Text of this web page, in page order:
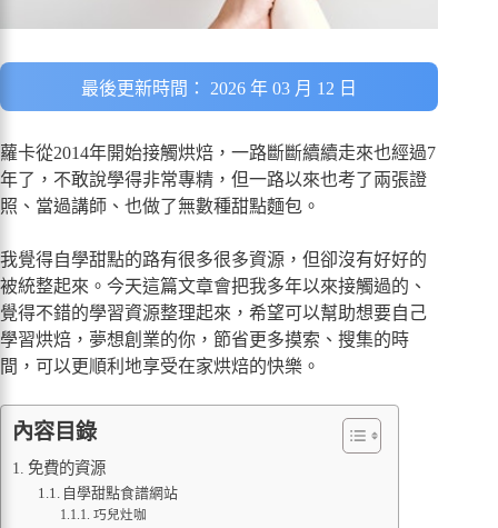
最後更新時間： 2026 年 03 月 12 日
蘿卡從2014年開始接觸烘焙，一路斷斷續續走來也經過7
年了，不敢說學得非常專精，但一路以來也考了兩張證
照、當過講師、也做了無數種甜點麵包。
我覺得自學甜點的路有很多很多資源，但卻沒有好好的
被統整起來。今天這篇文章會把我多年以來接觸過的、
覺得不錯的學習資源整理起來，希望可以幫助想要自己
學習烘焙，夢想創業的你，節省更多摸索、搜集的時
間，可以更順利地享受在家烘焙的快樂。
內容目錄
免費的資源
自學甜點食譜網站
巧兒灶咖